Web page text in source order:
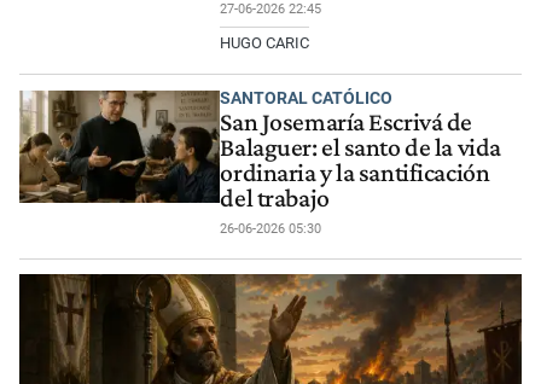
27-06-2026 22:45
HUGO CARIC
SANTORAL CATÓLICO
San Josemaría Escrivá de
Balaguer: el santo de la vida
ordinaria y la santificación
del trabajo
26-06-2026 05:30